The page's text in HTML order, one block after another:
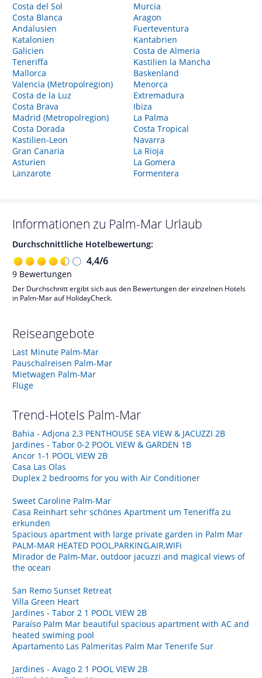
Costa del Sol
Costa Blanca
Andalusien
Katalonien
Galicien
Teneriffa
Mallorca
Valencia (Metropolregion)
Costa de la Luz
Costa Brava
Madrid (Metropolregion)
Costa Dorada
Kastilien-Leon
Gran Canaria
Asturien
Lanzarote
Murcia
Aragon
Fuerteventura
Kantabrien
Costa de Almeria
Kastilien la Mancha
Baskenland
Menorca
Extremadura
Ibiza
La Palma
Costa Tropical
Navarra
La Rioja
La Gomera
Formentera
Informationen zu Palm-Mar Urlaub
Durchschnittliche Hotelbewertung:
4,4/6
9 Bewertungen
Der Durchschnitt ergibt sich aus den Bewertungen der einzelnen Hotels
in Palm-Mar auf HolidayCheck.
Reiseangebote
Last Minute Palm-Mar
Pauschalreisen Palm-Mar
Mietwagen Palm-Mar
Flüge
Trend-Hotels Palm-Mar
Bahia - Adjona 2,3 PENTHOUSE SEA VIEW & JACUZZI 2B
Jardines - Tabor 0-2 POOL VIEW & GARDEN 1B
Ancor 1-1 POOL VIEW 2B
Casa Las Olas
Duplex 2 bedrooms for you with Air Conditioner
Sweet Caroline Palm-Mar
Casa Reinhart sehr schönes Apartment um Teneriffa zu
erkunden
Spacious apartment with large private garden in Palm Mar
PALM-MAR HEATED POOL,PARKING,AIR,WIFi
Mirador de Palm-Mar, outdoor jacuzzi and magical views of
the ocean
San Remo Sunset Retreat
Villa Green Heart
Jardines - Tabor 2 1 POOL VIEW 2B
Paraíso Palm Mar beautiful spacious apartment with AC and
heated swiming pool
Apartamento Las Palmeritas Palm Mar Tenerife Sur
Jardines - Avago 2 1 POOL VIEW 2B